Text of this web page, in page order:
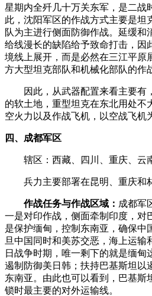
星期内全歼几十万关东军，是二战
此，沈阳军区的作战方式主要是坦
队为主进行侧面防御作战。延缓和
给线漫长的缺陷给予致命打击，因
境线上展开，而是必然在三江平原
方大型坦克部队和机械化部队的作
因此，从武器配置来看主要有
的软土地，重型坦克在东北用处不
空火力以及作战飞机，以空战飞机
四、成都军区­
辖区：西藏、四川、重庆、云
兵力主要部署在昆明、重庆和
作战任务与作战区域： 成都军
一是对印作战，侧面牵制印度，对
是保护缅甸，控制东南亚，确保中
旦中国同时和美苏交恶，海上运输
日战争时期，唯一剩下的就是缅甸
遏制防御美日韩；扶持巴基斯坦以
东南亚。由此也可以看到，巴基斯
锁时最主要的对外运输线。­